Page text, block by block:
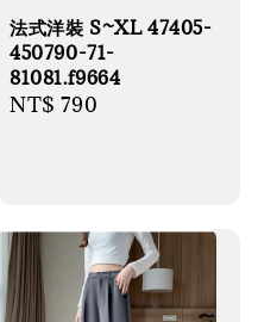
法式洋裝 S~XL 47405-
450790-71-
81081.f9664
Regular
NT$ 790